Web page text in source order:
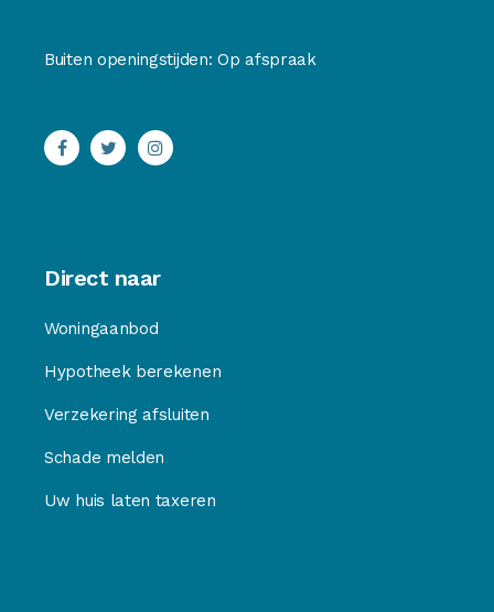
Buiten openingstijden: Op afspraak
Direct naar
Woningaanbod
Hypotheek berekenen
Verzekering afsluiten
Schade melden
Uw huis laten taxeren